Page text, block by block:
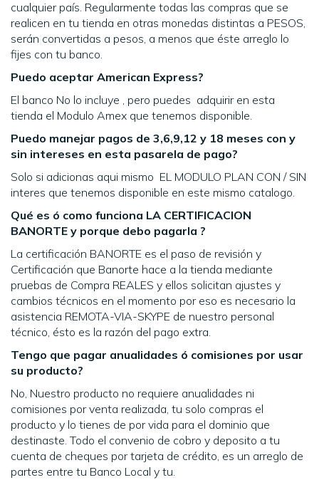
cualquier país. Regularmente todas las compras que se
realicen en tu tienda en otras monedas distintas a PESOS,
serán convertidas a pesos, a menos que éste arreglo lo
fijes con tu banco.
Puedo aceptar American Express?
El banco No lo incluye , pero puedes adquirir en esta
tienda el Modulo Amex que tenemos disponible.
Puedo manejar pagos de 3,6,9,12 y 18 meses con y
sin intereses en esta pasarela de pago?
Solo si adicionas aqui mismo EL MODULO PLAN CON / SIN
interes que tenemos disponible en este mismo catalogo.
Qué es ó como funciona LA CERTIFICACION
BANORTE y porque debo pagarla ?
La certificación BANORTE es el paso de revisión y
Certificación que Banorte hace a la tienda mediante
pruebas de Compra REALES y ellos solicitan ajustes y
cambios técnicos en el momento por eso es necesario la
asistencia REMOTA-VIA-SKYPE de nuestro personal
técnico, ésto es la razón del pago extra.
Tengo que pagar anualidades ó comisiones por usar
su producto?
No, Nuestro producto no requiere anualidades ni
comisiones por venta realizada, tu solo compras el
producto y lo tienes de por vida para el dominio que
destinaste. Todo el convenio de cobro y deposito a tu
cuenta de cheques por tarjeta de crédito, es un arreglo de
partes entre tu Banco Local y tu.